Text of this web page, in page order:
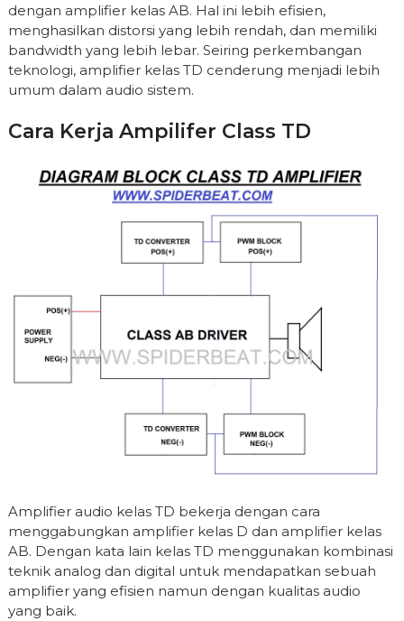
dengan amplifier kelas AB. Hal ini lebih efisien,
menghasilkan distorsi yang lebih rendah, dan memiliki
bandwidth yang lebih lebar. Seiring perkembangan
teknologi, amplifier kelas TD cenderung menjadi lebih
umum dalam audio sistem.
Cara Kerja Ampilifer Class TD
Amplifier audio kelas TD bekerja dengan cara
menggabungkan amplifier kelas D dan amplifier kelas
AB. Dengan kata lain kelas TD menggunakan kombinasi
teknik analog dan digital untuk mendapatkan sebuah
amplifier yang efisien namun dengan kualitas audio
yang baik.